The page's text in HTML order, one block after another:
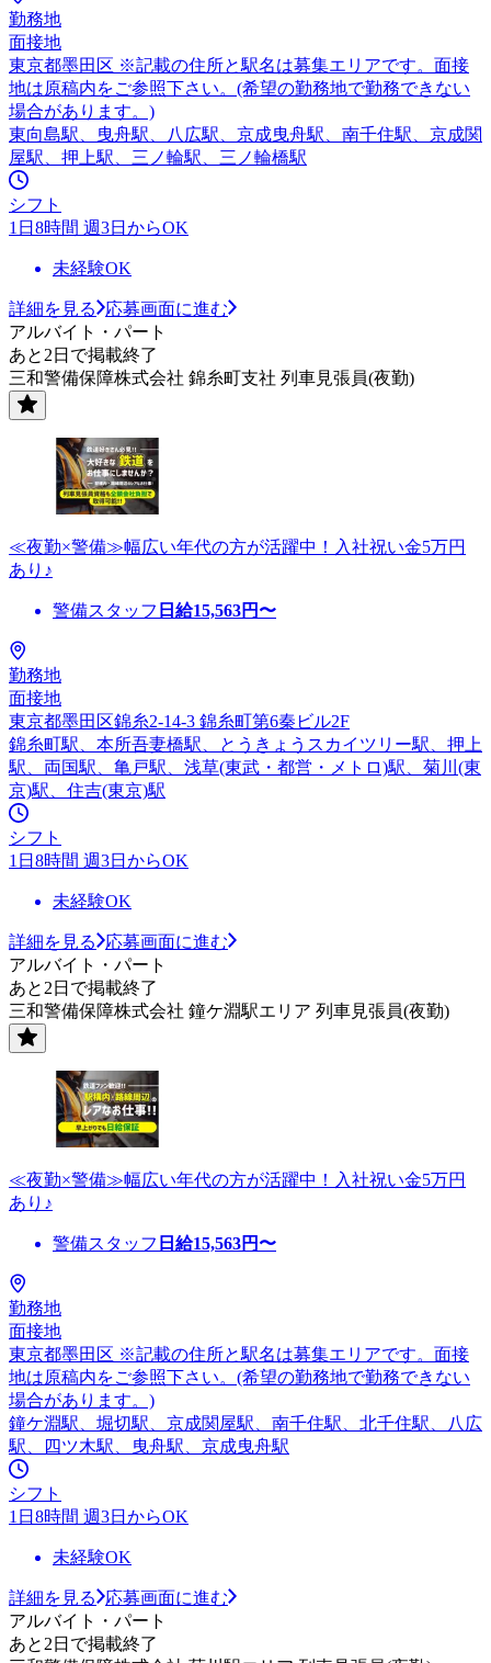
勤務地
面接地
東京都墨田区 ※記載の住所と駅名は募集エリアです。面接
地は原稿内をご参照下さい。(希望の勤務地で勤務できない
場合があります。)
東向島駅、曳舟駅、八広駅、京成曳舟駅、南千住駅、京成関
屋駅、押上駅、三ノ輪駅、三ノ輪橋駅
シフト
1日8時間 週3日からOK
未経験OK
詳細を見る
応募画面に進む
アルバイト・パート
あと2日で掲載終了
三和警備保障株式会社 錦糸町支社 列車見張員(夜勤)
≪夜勤×警備≫幅広い年代の方が活躍中！入社祝い金5万円
あり♪
警備スタッフ 日給15,563円〜
勤務地
面接地
東京都墨田区錦糸2-14-3 錦糸町第6秦ビル2F
錦糸町駅、本所吾妻橋駅、とうきょうスカイツリー駅、押上
駅、両国駅、亀戸駅、浅草(東武・都営・メトロ)駅、菊川(東
京)駅、住吉(東京)駅
シフト
1日8時間 週3日からOK
未経験OK
詳細を見る
応募画面に進む
アルバイト・パート
あと2日で掲載終了
三和警備保障株式会社 鐘ケ淵駅エリア 列車見張員(夜勤)
≪夜勤×警備≫幅広い年代の方が活躍中！入社祝い金5万円
あり♪
警備スタッフ 日給15,563円〜
勤務地
面接地
東京都墨田区 ※記載の住所と駅名は募集エリアです。面接
地は原稿内をご参照下さい。(希望の勤務地で勤務できない
場合があります。)
鐘ケ淵駅、堀切駅、京成関屋駅、南千住駅、北千住駅、八広
駅、四ツ木駅、曳舟駅、京成曳舟駅
シフト
1日8時間 週3日からOK
未経験OK
詳細を見る
応募画面に進む
アルバイト・パート
あと2日で掲載終了